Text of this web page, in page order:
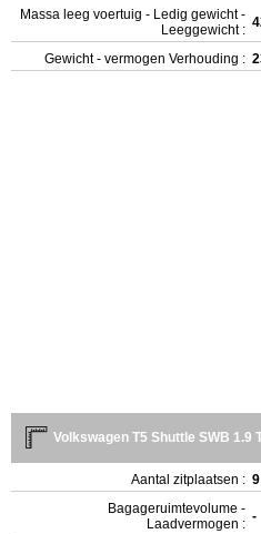
Massa leeg voertuig - Ledig gewicht -
Leeggewicht :
Gewicht - vermogen Verhouding :
Volkswagen T5 Shuttle SWB 1.9
Aantal zitplaatsen :
Bagageruimtevolume -
Laadvermogen : -